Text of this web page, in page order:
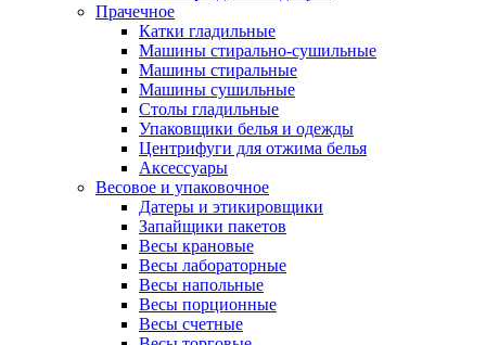
Прачечное
Катки гладильные
Машины стирально-сушильные
Машины стиральные
Машины сушильные
Столы гладильные
Упаковщики белья и одежды
Центрифуги для отжима белья
Аксессуары
Весовое и упаковочное
Датеры и этикировщики
Запайщики пакетов
Весы крановые
Весы лабораторные
Весы напольные
Весы порционные
Весы счетные